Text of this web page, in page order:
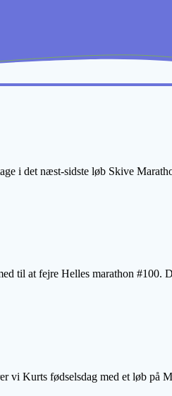
i det næst-sidste løb Skive
til at fejre Helles marathon #100.
vi Kurts fødselsdag med et løb på